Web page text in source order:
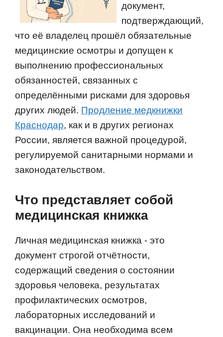
документ,
подтверждающий,
что её владелец прошёл обязательные
медицинские осмотры и допущен к
выполнению профессиональных
обязанностей, связанных с
определёнными рисками для здоровья
других людей. Продление медкнижки
Краснодар, как и в других регионах
России, является важной процедурой,
регулируемой санитарными нормами и
законодательством.
Что представляет собой
медицинская книжка
Личная медицинская книжка - это
документ строгой отчётности,
содержащий сведения о состоянии
здоровья человека, результатах
профилактических осмотров,
лабораторных исследований и
вакцинации. Она необходима всем